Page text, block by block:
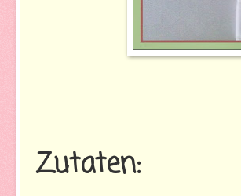
Zutaten: